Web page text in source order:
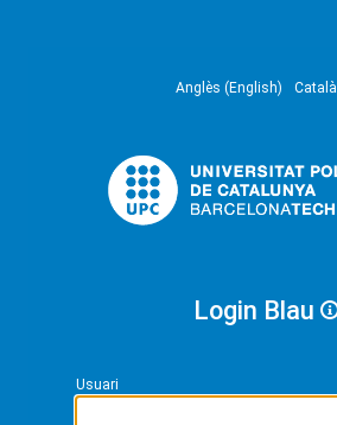
Anglès (English) Català
Login Blau
Usuari